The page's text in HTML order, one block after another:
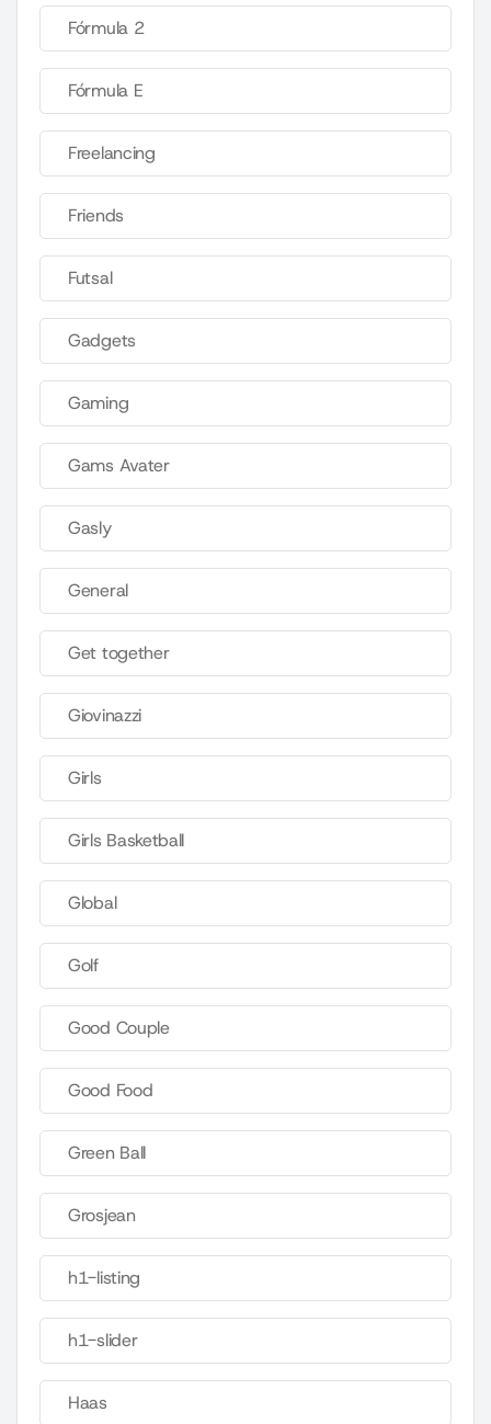
Fórmula 2
Fórmula E
Freelancing
Friends
Futsal
Gadgets
Gaming
Gams Avater
Gasly
General
Get together
Giovinazzi
Girls
Girls Basketball
Global
Golf
Good Couple
Good Food
Green Ball
Grosjean
h1-listing
h1-slider
Haas